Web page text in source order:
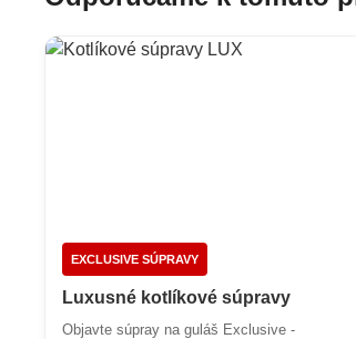
EXCLUSIVE SÚPRAVY
Luxusné kotlíkové súpravy
Objavte súpray na guláš Exclusive -